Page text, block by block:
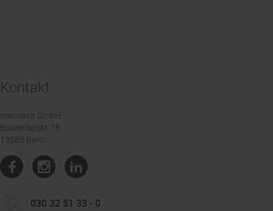
Kontakt
mandaro GmbH
Eiswerderstr. 18
13585 Berlin
030 32 51 33 - 0